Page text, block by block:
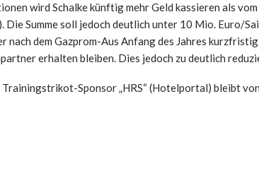
wird Schalke künftig mehr Geld kassieren als
Die Summe soll jedoch deutlich unter 10 Mio. Euro/
nach dem Gazprom-Aus Anfang des Jahres
erhalten bleiben. Dies jedoch zu deutlich
Sponsor „HRS“ (Hotelportal) bleibt